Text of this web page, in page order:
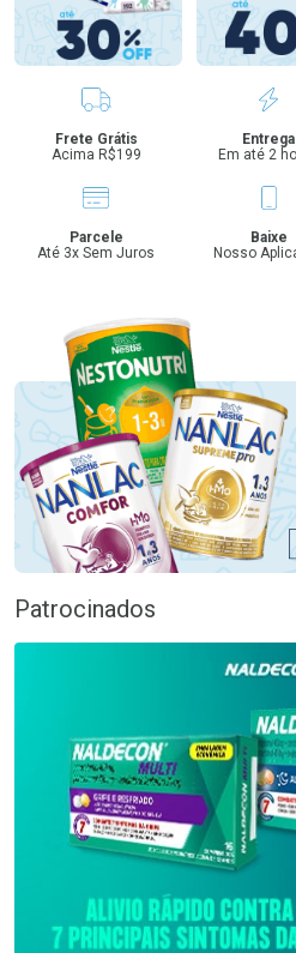
Benefícios
Frete Grátis
Acima R$199
Entrega
Em até 2
Parcele
Até 3x Sem Juros
Baixe
Nosso
Patrocinados